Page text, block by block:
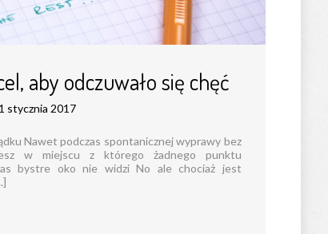
aby odczuwało się chęć
1 stycznia 2017
Nawet podczas spontanicznej wyprawy bez
w miejscu z którego żadnego punktu
bystre oko nie widzi No ale chociaż jest